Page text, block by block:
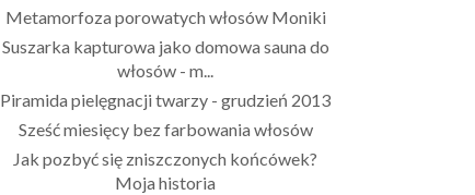
Metamorfoza porowatych włosów Moniki
Suszarka kapturowa jako domowa sauna do
włosów - m...
Piramida pielęgnacji twarzy - grudzień 2013
Sześć miesięcy bez farbowania włosów
Jak pozbyć się zniszczonych końcówek?
Moja historia